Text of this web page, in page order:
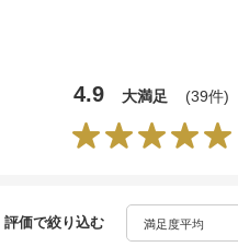
4.9 大満足 (39件)
評価で絞り込む